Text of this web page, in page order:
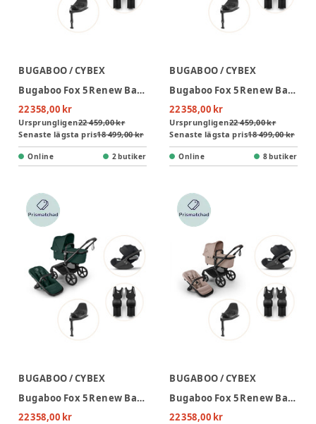
BUGABOO / CYBEX
Bugaboo Fox 5 Renew Barnvagn Inkl. Cloud T Plus Babyskydd, Bas Och Adapter - Moon Grey/Graphite
22 358,00 kr
Ursprungligen22 459,00 kr
Senaste lägsta pris18 499,00 kr
Online 2 butiker
BUGABOO / CYBEX
Bugaboo Fox 5 Renew Barnvagn Inkl. Cloud T Plus Babyskydd, Bas Och Adapter - Heritage Black/Black
22 358,00 kr
Ursprungligen22 459,00 kr
Senaste lägsta pris18 499,00 kr
Online 8 butiker
BUGABOO / CYBEX
Bugaboo Fox 5 Renew Barnvagn Inkl. Cloud T Plus Babyskydd, Bas Och Adapter - Fern Green/Black
22 358,00 kr
BUGABOO / CYBEX
Bugaboo Fox 5 Renew Barnvagn Inkl. Cloud T Plus Babyskydd, Bas Och Adapter - Desert Taupe Melange/Black
22 358,00 kr